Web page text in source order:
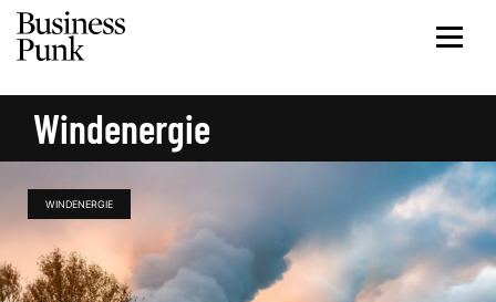
Windenergie
WINDENERGIE